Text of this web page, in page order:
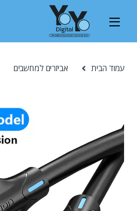
עמוד הבית אביזרים למחשבים